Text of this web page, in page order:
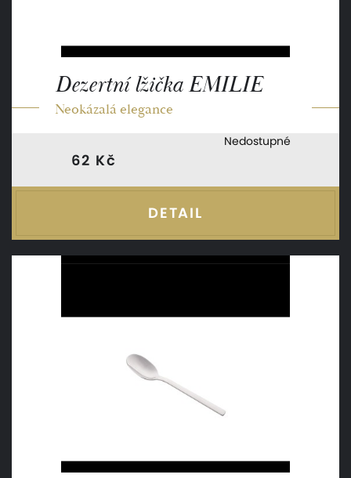
Dezertní lžička EMILIE
Neokázalá elegance
62 Kč
Nedostupné
DETAIL